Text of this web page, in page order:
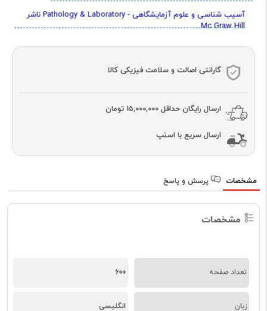
آسیب شناسی و علوم آزمایشگاهی - Pathology & Laboratory ناشر
Mc Graw Hill
گارانتی اصالت و سلامت فیزیکی کالا
ارسال رایگان حداقل 15,000,000 تومان
ارسال سریع با اسنپ
مشخصات پرسش و پاسخ
مشخصات
تعداد صفحه 600
زبان انگلیسی